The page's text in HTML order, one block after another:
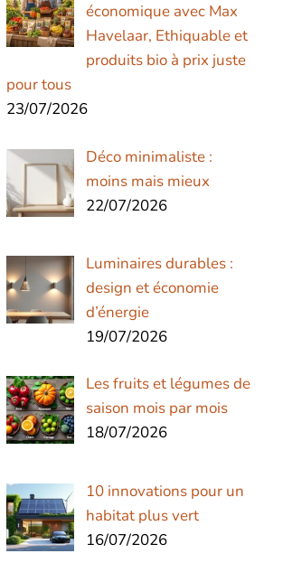
économique avec Max
Havelaar, Ethiquable et
produits bio à prix juste
pour tous
23/07/2026
Déco minimaliste :
moins mais mieux
22/07/2026
Luminaires durables :
design et économie
d’énergie
19/07/2026
Les fruits et légumes de
saison mois par mois
18/07/2026
10 innovations pour un
habitat plus vert
16/07/2026